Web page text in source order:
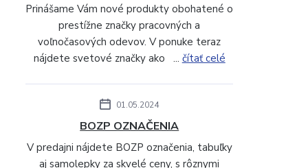
Prinášame Vám nové produkty obohatené o
prestížne značky pracovných a
voľnočasových odevov. V ponuke teraz
nájdete svetové značky ako ... čítať celé
01.05.2024
BOZP OZNAČENIA
V predajni nájdete BOZP označenia, tabuľky
aj samolepky za skvelé ceny, s rôznymi